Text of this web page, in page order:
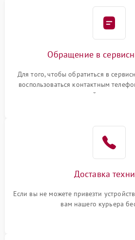
Обращение в
Для того, чтобы обратиться в
воспользоваться контактным
или оставить свой номер
Доставка
Если вы не можете привезти
вам нашего курьера